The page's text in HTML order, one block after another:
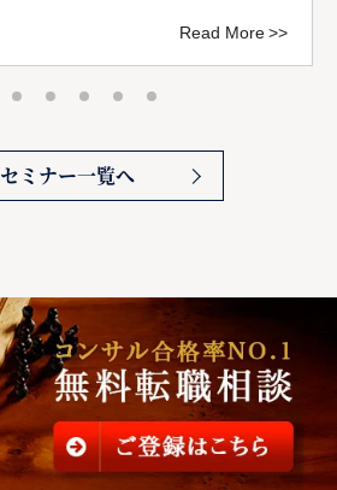
Read More
セミナー一覧へ